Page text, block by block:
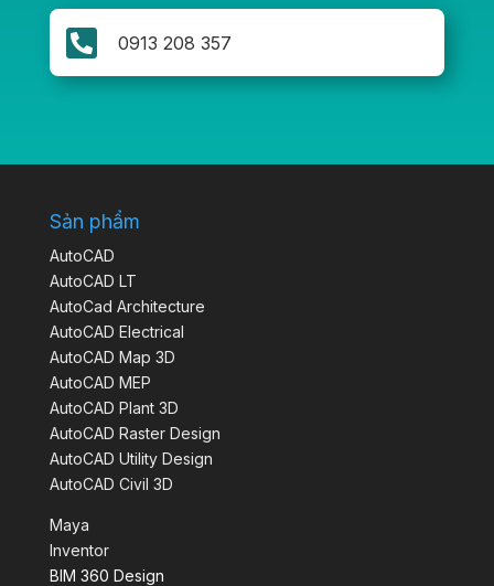
 0913 208 357
Sản phẩm
AutoCAD
AutoCAD LT
AutoCad Architecture
AutoCAD Electrical
AutoCAD Map 3D
AutoCAD MEP
AutoCAD Plant 3D
AutoCAD Raster Design
AutoCAD Utility Design
AutoCAD Civil 3D
Maya
Inventor
BIM 360 Design